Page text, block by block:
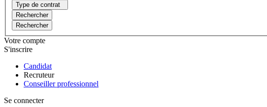
Type de contrat
Rechercher
Rechercher
Votre compte
S'inscrire
Candidat
Recruteur
Conseiller professionnel
Se connecter